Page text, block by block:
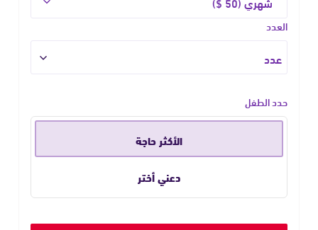
العدد
حدد الطفل
الأكثر حاجة
دعني أختر